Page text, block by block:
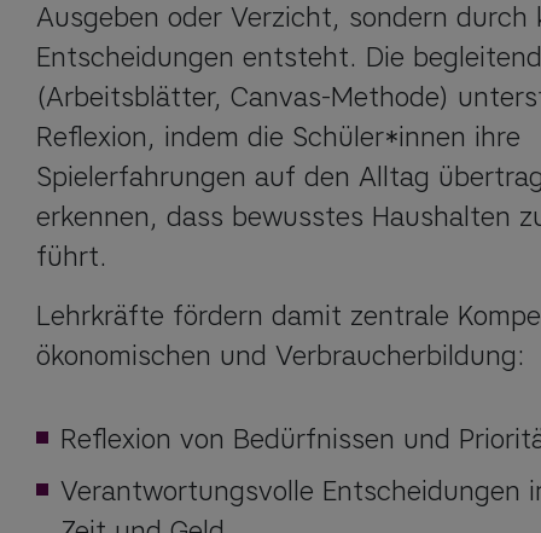
Ausgeben oder Verzicht, sondern durch
Entscheidungen entsteht. Die
(Arbeitsblätter, Canvas-Methode)
Reflexion, indem die Schüler*innen ihre
Spielerfahrungen auf den Alltag
erkennen, dass bewusstes Haushalten
führt.
Lehrkräfte fördern damit zentrale
ökonomischen und Verbraucherbildung:
Reflexion von Bedürfnissen und
Verantwortungsvolle Entscheidungen